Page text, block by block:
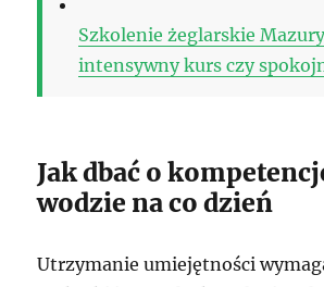
Szkolenie żeglarskie
intensywny kurs czy
Jak dbać o
wodzie na co dzień
Utrzymanie umiejętności